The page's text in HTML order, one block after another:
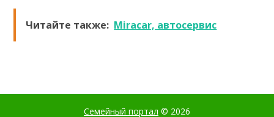
Читайте также: Miracar, автосервис
Семейный портал © 2026